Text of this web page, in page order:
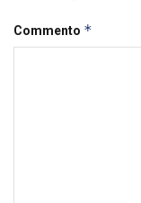
Commento *